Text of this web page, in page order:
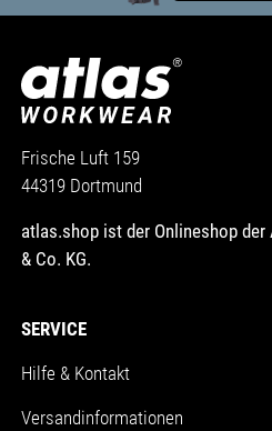
Frische Luft 159
44319 Dortmund
atlas.shop ist der Onlineshop der
& Co. KG.
SERVICE
Hilfe & Kontakt
Versandinformationen